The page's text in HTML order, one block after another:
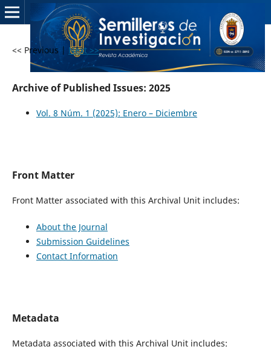
<< Previous| Next >>
Archive of Published Issues: 2025
Vol. 8 Núm. 1 (2025): Enero – Diciembre
Front Matter
Front Matter associated with this Archival Unit includes:
About the Journal
Submission Guidelines
Contact Information
Metadata
Metadata associated with this Archival Unit includes: